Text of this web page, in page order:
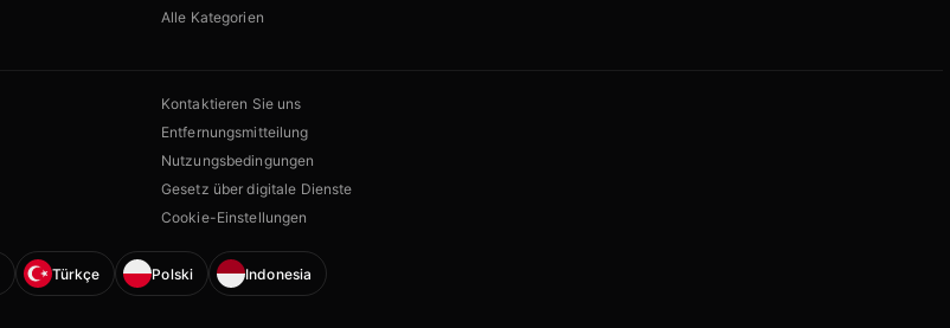
Alle Kategorien
Kontaktieren Sie uns
Entfernungsmitteilung
Nutzungsbedingungen
Gesetz über digitale Dienste
Cookie-Einstellungen
Türkçe Polski Indonesia